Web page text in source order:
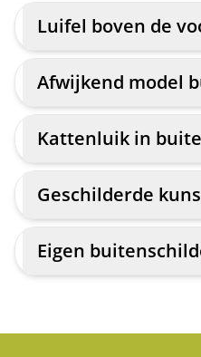
Luifel boven de
Afwijkend model
Kattenluik in
Geschilderde
Eigen